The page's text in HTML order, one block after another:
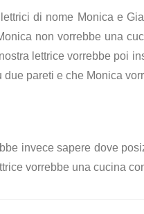
di nome Monica e
non vorrebbe una
lettrice vorrebbe poi
due pareti e che Monica
invece sapere dove
vorrebbe una cucina